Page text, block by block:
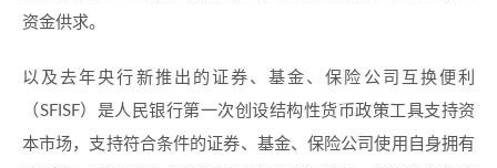
资金供求。
以及去年央行新推出的证券、基金、保险公司互换便利
（SFISF）是人民银行第一次创设结构性货币政策工具支持资
本市场，支持符合条件的证券、基金、保险公司使用自身拥有